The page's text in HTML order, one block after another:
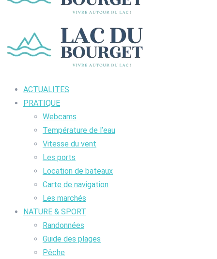
ACTUALITES
PRATIQUE
Webcams
Température de l’eau
Vitesse du vent
Les ports
Location de bateaux
Carte de navigation
Les marchés
NATURE & SPORT
Randonnées
Guide des plages
Pêche